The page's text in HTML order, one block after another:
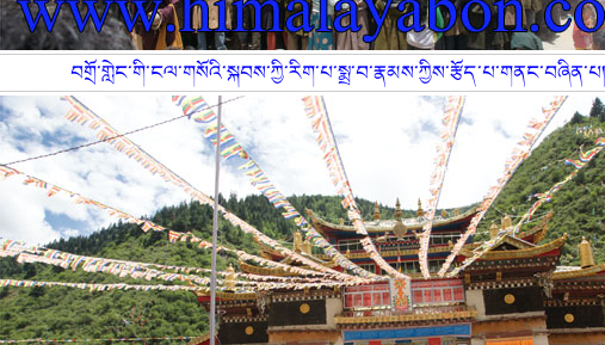
བགྲོ་གླེང་གི་ངལ་གསོའི་སྐབས་ཀྱི་རིག་པ་སྨྲ་བ་རྣམས་ཀྱིས་རྩོད་པ་གནང་བཞིན་པ།